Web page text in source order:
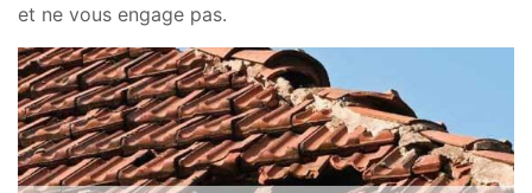
et ne vous engage pas.